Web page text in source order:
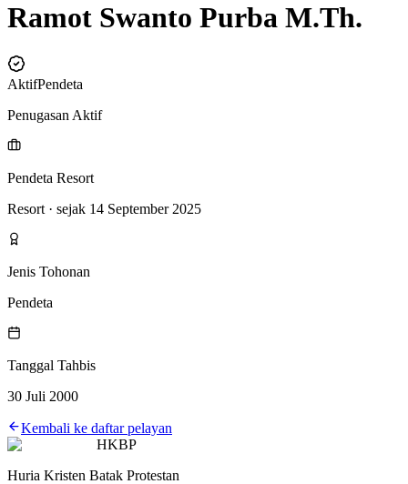
Ramot Swanto Purba M.Th.
AktifPendeta
Penugasan Aktif
Pendeta Resort
Resort · sejak 14 September 2025
Jenis Tohonan
Pendeta
Tanggal Tahbis
30 Juli 2000
Kembali ke daftar pelayan
HKBP
Huria Kristen Batak Protestan